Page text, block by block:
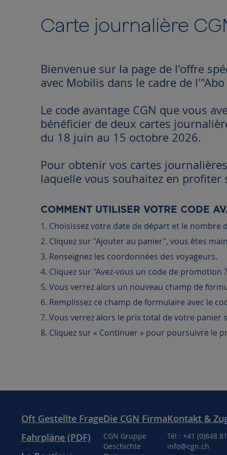
Carte journalière
Bienvenue sur la page de l'offre
avec Mobilis dans le cadre de
Le code avantage CGN que vous
bénéficier de deux cartes
du 18 juin au 15 octobre 2026.
Pour obtenir vos cartes
laquelle vous souhaitez en profiter
COMMENT UTILISER VOTRE CODE
1. Choisissez votre date de départ et le
2. Cliquez sur "Ajouter au panier", vous êtes
3. Renseignez les coordonnées des voyageurs.
4. Cliquez sur "Avez-vous un code de promotion
5. Vous verrez alors un nouveau champ de
6. Remplissez ce champ de formulaire avec le
7. Vous verrez alors le prix total de votre panier
8. Cliquez sur « Continuer » pour poursuivre le
Oft Gestellte Frage
Fahrpläne (PDF)
Die CGN Firma
CGN Gruppe
Geschichte
Kontakt &
Tél : +41 (0)848
info@cgn.ch